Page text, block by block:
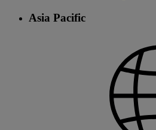
Asia Pacific